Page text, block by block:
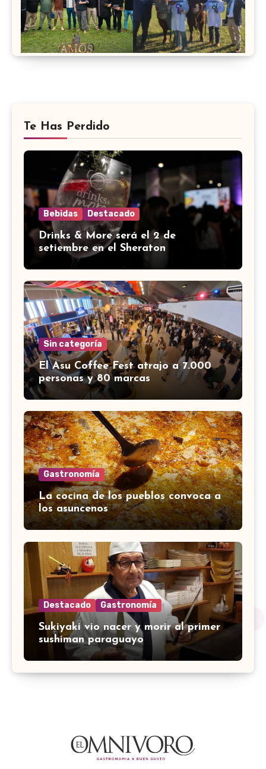
Te Has Perdido
Bebidas Destacado
Drinks & More será el 2 de
setiembre en el Sheraton
Sin categoría
El Asu Coffee Fest atrajo a 7.000
personas y 80 marcas
Gastronomía
La cocina de los pueblos convoca a
los asuncenos
Destacado Gastronomía
Sukiyaki vio nacer y morir al primer
sushiman paraguayo